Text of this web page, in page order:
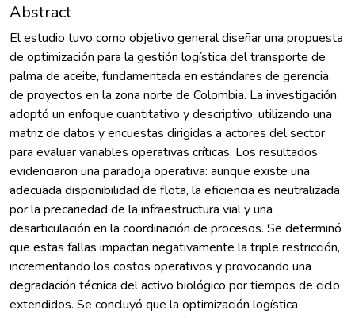
Abstract
El estudio tuvo como objetivo general diseñar una propuesta
de optimización para la gestión logística del transporte de
palma de aceite, fundamentada en estándares de gerencia
de proyectos en la zona norte de Colombia. La investigación
adoptó un enfoque cuantitativo y descriptivo, utilizando una
matriz de datos y encuestas dirigidas a actores del sector
para evaluar variables operativas críticas. Los resultados
evidenciaron una paradoja operativa: aunque existe una
adecuada disponibilidad de flota, la eficiencia es neutralizada
por la precariedad de la infraestructura vial y una
desarticulación en la coordinación de procesos. Se determinó
que estas fallas impactan negativamente la triple restricción,
incrementando los costos operativos y provocando una
degradación técnica del activo biológico por tiempos de ciclo
extendidos. Se concluyó que la optimización logística